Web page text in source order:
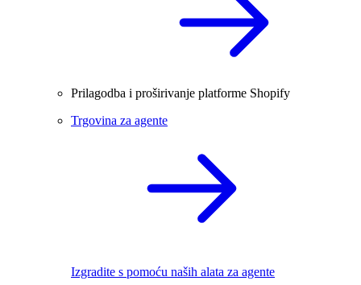
Prilagodba i proširivanje platforme Shopify
Trgovina za agente
Izgradite s pomoću naših alata za agente